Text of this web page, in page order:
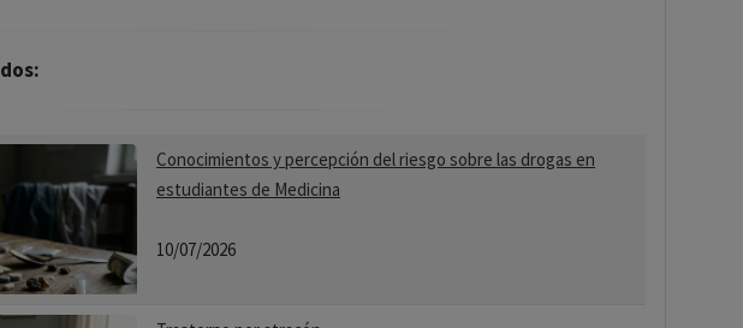
Conocimientos y percepción del riesgo sobre las drogas en
estudiantes de Medicina
10/07/2026